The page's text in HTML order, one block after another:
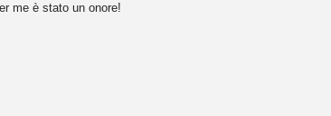
me è stato un onore!